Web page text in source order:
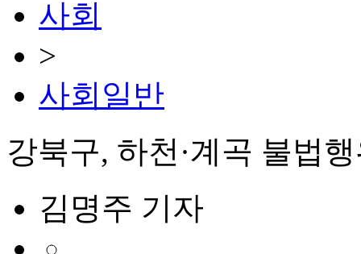
사회
>
사회일반
강북구, 하천·계곡 불법
김명주 기자